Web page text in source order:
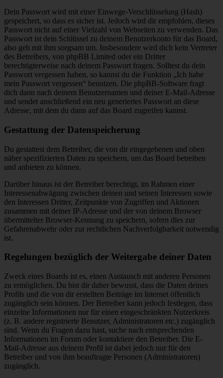
Dein Passwort wird mit einer Einwege-Verschlüsselung (Hash)
gespeichert, so dass es sicher ist. Jedoch wird dir empfohlen, dieses
Passwort nicht auf einer Vielzahl von Webseiten zu verwenden. Das
Passwort ist dein Schlüssel zu deinem Benutzerkonto für das Board,
also geh mit ihm sorgsam um. Insbesondere wird dich kein Vertreter
des Betreibers, von phpBB Limited oder ein Dritter
berechtigterweise nach deinem Passwort fragen. Solltest du dein
Passwort vergessen haben, so kannst du die Funktion „Ich habe
mein Passwort vergessen“ benutzen. Die phpBB-Software fragt
dich dann nach deinem Benutzernamen und deiner E-Mail-Adresse
und sendet anschließend ein neu generiertes Passwort an diese
Adresse, mit dem du dann auf das Board zugreifen kannst.
Gestattung der Datenspeicherung
Du gestattest dem Betreiber, die von dir eingegebenen und oben
näher spezifizierten Daten zu speichern, um das Board betreiben
und anbieten zu können.
Darüber hinaus ist der Betreiber berechtigt, im Rahmen einer
Interessenabwägung zwischen deinen und seinen Interessen sowie
den Interessen Dritter, Zeitpunkte von Zugriffen und Aktionen
zusammen mit deiner IP-Adresse und der von deinem Browser
übermittelter Browser-Kennung zu speichern, sofern dies zur
Gefahrenabwehr oder zur rechtlichen Nachverfolgbarkeit notwendig
ist.
Regelungen bezüglich der Weitergabe deiner Daten
Zweck eines Boards ist es, einen Austausch mit anderen Personen
zu ermöglichen. Du bist dir daher bewusst, dass die Daten deines
Profils und die von dir erstellten Beiträge im Internet öffentlich
zugänglich sein können. Der Betreiber kann jedoch festlegen, dass
einzelne Informationen nur für einen eingeschränkten Nutzerkreis
(z. B. andere registrierte Benutzer, Administratoren etc.) zugänglich
sind. Wenn du Fragen dazu hast, suche nach entsprechenden
Informationen im Forum oder kontaktiere den Betreiber. Die E-
Mail-Adresse aus deinem Profil ist dabei jedoch nur für den
Betreiber und von ihm beauftragte Personen (Administratoren)
zugänglich.